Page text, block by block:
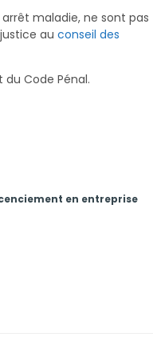
maladie, ne sont pas
au conseil des
Code Pénal.
en entreprise